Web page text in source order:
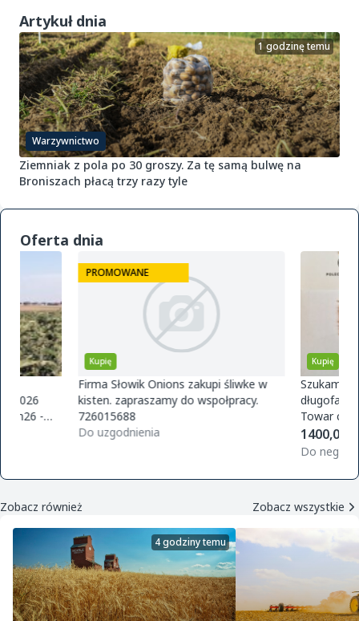
Artykuł dnia
Warzywnictwo
1 godzinę temu
Ziemniak z pola po 30 groszy. Za tę samą bulwę na
Broniszach płacą trzy razy tyle
Oferta dnia
Kupię
PROMOWANE
Firma Słowik Onions zakupi śliwke w
kisten. zapraszamy do wspołpracy.
726015688
Do uzgodnienia
Szukam dostawców
długofalowej
Towar czysty bez
magazynu w Polsce.
1400,00 zł / t
Do negocjacji
Zobacz również Zobacz wszystkie
4 godziny temu